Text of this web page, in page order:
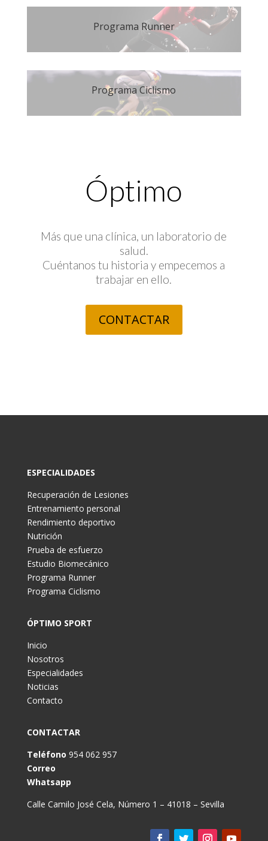
Programa Runner
Programa Ciclismo
Óptimo
Más que una clínica, un laboratorio de
salud.
Cuéntanos tu historia y empecemos a
trabajar en ello.
CONTACTAR
ESPECIALIDADES
Recuperación de Lesiones
Entrenamiento personal
Rendimiento deportivo
Nutrición
Prueba de esfuerzo
Estudio Biomecánico
Programa Runner
Programa Ciclismo
ÓPTIMO SPORT
Inicio
Nosotros
Especialidades
Noticias
Contacto
CONTACTAR
Teléfono 954 062 957
Correo
Whatsapp
Calle Camilo José Cela, Número 1 – 41018 – Sevilla